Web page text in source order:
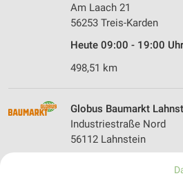
Am Laach 21
56253 Treis-Karden
Heute 09:00 - 19:00
498,51 km
Globus Baumarkt
Industriestraße Nord
56112 Lahnstein